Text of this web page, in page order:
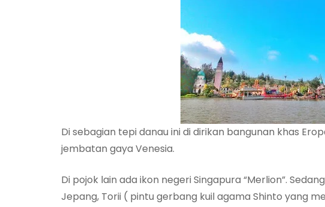
Di sebagian tepi danau ini di dirikan bangunan khas
jembatan gaya Venesia.
Di pojok lain ada ikon negeri Singapura “Merlion”.
Jepang, Torii ( pintu gerbang kuil agama Shinto yang